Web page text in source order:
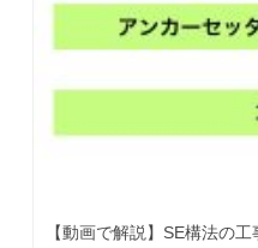
【動画で解説】SE構法の